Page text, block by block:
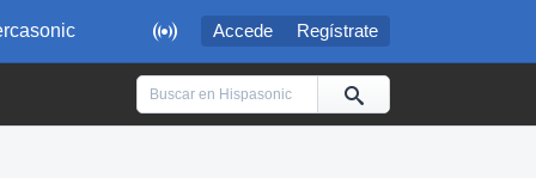
 Accede Regístrate